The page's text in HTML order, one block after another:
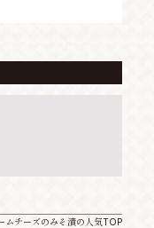
ムチーズのみそ漬の人気TOP